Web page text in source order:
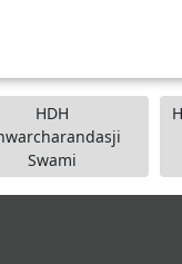
HDH
Swami